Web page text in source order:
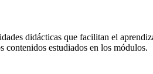
didácticas que facilitan el
contenidos estudiados en los módulos.